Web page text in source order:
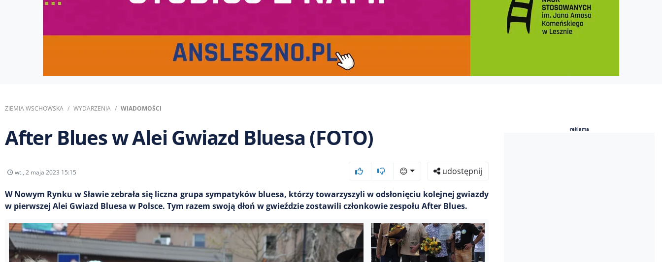
ZIEMIA WSCHOWSKA WYDARZENIA WIADOMOŚCI
After Blues w Alei Gwiazd Bluesa (FOTO)
wt., 2 maja 2023 15:15 😊 udostępnij
W Nowym Rynku w Sławie zebrała się liczna grupa sympatyków bluesa, którzy towarzyszyli w odsłonięciu kolejnej gwiazdy
w pierwszej Alei Gwiazd Bluesa w Polsce. Tym razem swoją dłoń w gwieździe zostawili członkowie zespołu After Blues.
reklama
reklama